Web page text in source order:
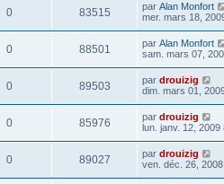
0 83515 par Alan Monfort
mer. mars 18,
0 88501 par Alan Monfort
sam. mars 07,
0 89503 par drouizig
dim. mars 01,
0 85976 par drouizig
lun. janv. 12, 2009
0 89027 par drouizig
ven. déc. 26,